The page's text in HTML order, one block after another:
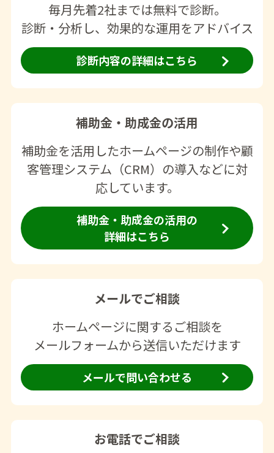
毎月先着2社までは無料で診断。
診断・分析し、効果的な運用をアドバイス
診断内容の詳細はこちら
補助金・助成金の活用
補助金を活用したホームページの制作や顧
客管理システム（CRM）の導入などに対
応しています。
補助金・助成金の活用の
詳細はこちら
メールでご相談
ホームページに関するご相談を
メールフォームから送信いただけます
メールで問い合わせる
お電話でご相談